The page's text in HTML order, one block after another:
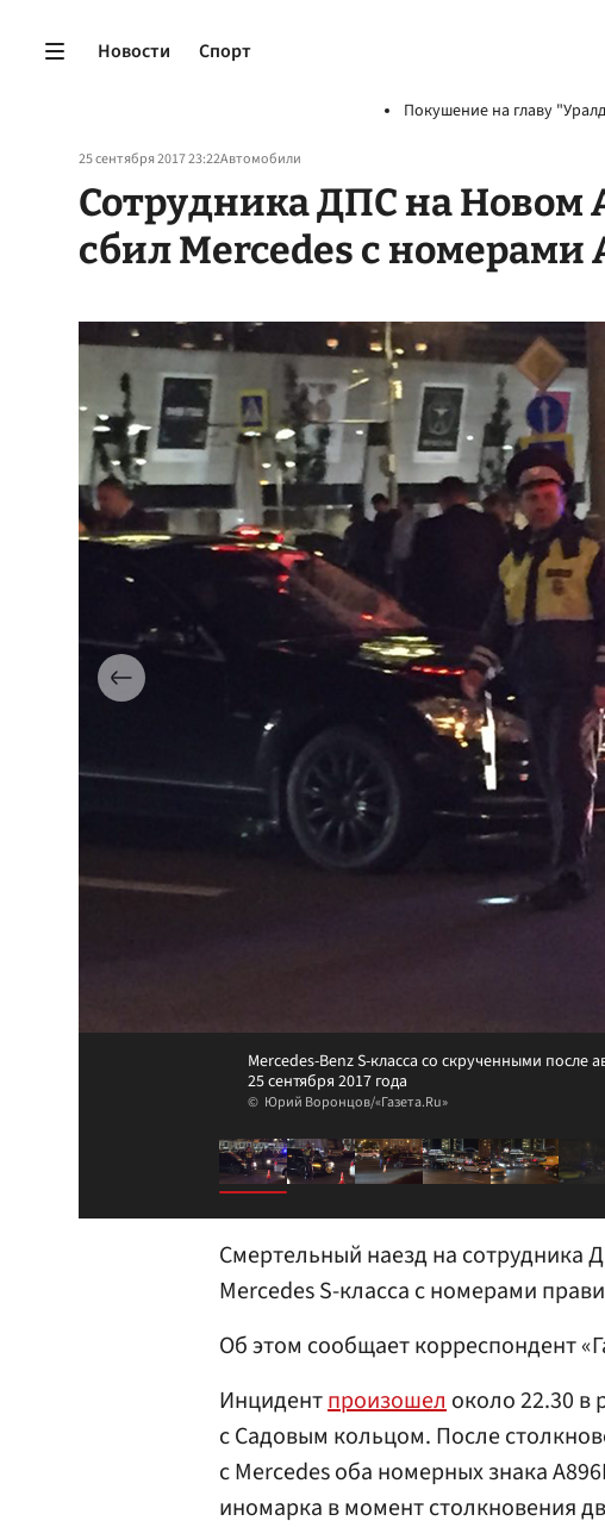
Новости Спорт
Покушение на главу
25 сентября 2017 23:22Автомобили
Сотрудника ДПС на Новом
сбил Mercedes с номерами
Mercedes-Benz S-класса со скрученными
25 сентября 2017 года
Юрий Воронцов/«Газета.Ru»
Смертельный наезд на сотрудника
Mercedes S-класса с номерами
Об этом сообщает корреспондент
Инцидентпроизошелоколо 22.30 в
с Садовым кольцом. После
с Mercedes оба номерных знака
иномарка в момент столкновения